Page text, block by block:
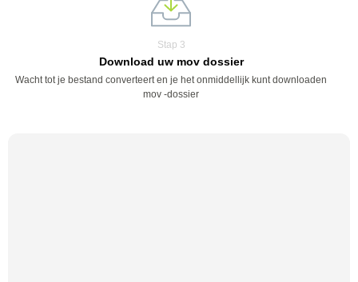
Stap 3
Download uw mov dossier
Wacht tot je bestand converteert en je het onmiddellijk kunt downloaden
mov -dossier